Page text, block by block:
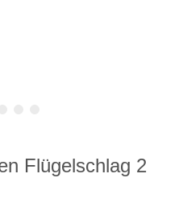
Flügelschlag 2